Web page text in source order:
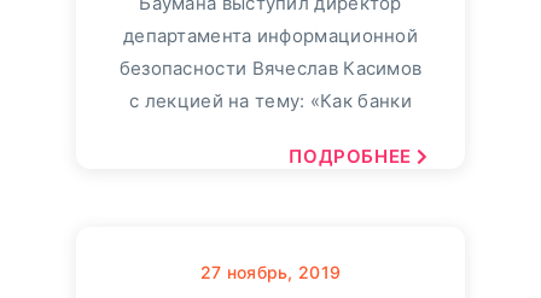
департамента информационной
безопасности Вячеслав Касимов
с лекцией на тему: «Как банки
ПОДРОБНЕЕ
27 ноябрь, 2019